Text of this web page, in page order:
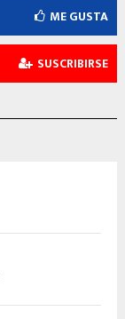
ME GUSTA
SUSCRIBIRSE